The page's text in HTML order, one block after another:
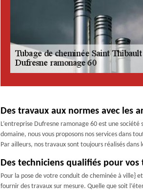
Des travaux aux normes avec les
L’entreprise Dufresne ramonage 60 est une
domaine, nous vous proposons nos services dans
Par ailleurs, nos travaux sont toujours réalisés
Des techniciens qualifiés pour
Pour la pose de votre conduit de cheminée à ville}
fournir des travaux sur mesure. Quelle que soit